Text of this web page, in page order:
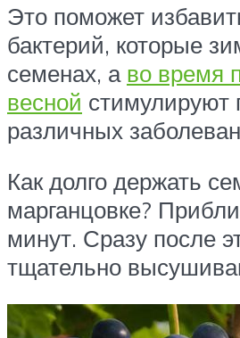
Это поможет
бактерий, которые
семенах, а во время
весной стимулируют
различных
Как долго держать
марганцовке?
минут. Сразу после
тщательно